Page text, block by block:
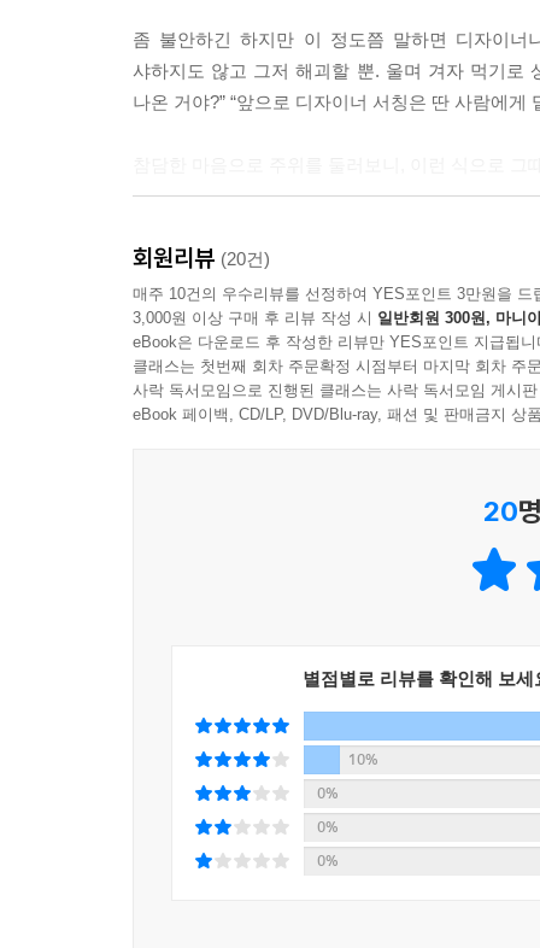
--- p.71~72
디자인은 업무의 어느 한 부분에 존재하는 것이
는 혼돈의 전장에서 통역사이자 전령이 됩니다.
리며 회의를 하게 될 것이고, 자기만 알고 있는 언
--- p.106~107
모든 대화에 쓰이는 단어들은 가장 쉽고 유치한
런 단어는 쓰지 마세요. 그런 건 디자이너들끼리
를 잘 모르고 있거나 서로 다르게 해석할 위험이
뭔지 모르겠어서 그냥 그런 듯한 느낌을 줍니다.
가 원하는 정보만 짚어서 주기 때문에 자극적입
이죠. 우리가 기억하는 건 바로 앞의 문장입니다.
니다. 컨펌하는 클라이언트 입장에서는 현혹과
과 우리 회사의 색깔이 있다면 디자인은 그것을
자의 몫입니다. 디자이너가 하는 말이 현혹인지 설
--- p.160~161
좀 불안하긴 하지만 이 정도쯤 말하면 디자이
샤하지도 않고 그저 해괴할 뿐. 울며 겨자 먹기로
나온 거야?” “앞으로 디자이너 서칭은 딴 사람에게
업무에 필요한 것은 감각이 아니라 언어다
돈은 돈대로 쓰고, 열은 열대로 받고, 피로는
디자이너가 마냥 실력이 없어서도 아니다. 문제는
1인 기업인 애프터모멘트를 운영하는 저자 박창
요청에는 정확한 언어가 필요하다. 예술 작품이
디자인 업무가 무엇보다 어려운 이유도 여기에
그런 식으로 말을 하면 일이 안 끝납니다!
우스갯소리처럼 들리는 이런 표현들은 실제로
관용어처럼 쓰인다. 서른 살에 독학으로 디자인
디자인의 세계에 뛰어들기 전에 판매직, 영업직
회원리뷰 (20건)
매주 10건의 우수리뷰를 선정하여 YES포인트 3만원을 드
3,000원 이상 구매 후 리뷰 작성 시 일반회원 300원, 마니
eBook은 다운로드 후 작성한 리뷰만 YES포인트 지급됩니
클래스는 첫번째 회차 주문확정 시점부터 마지막 회차 주
사락 독서모임으로 진행된 클래스는 사락 독서모임 게시
eBook 페이백, CD/LP, DVD/Blu-ray, 패션 및 판매금지 상
20
별점별로 리뷰를 확인해 보세
10%
0%
0%
0%